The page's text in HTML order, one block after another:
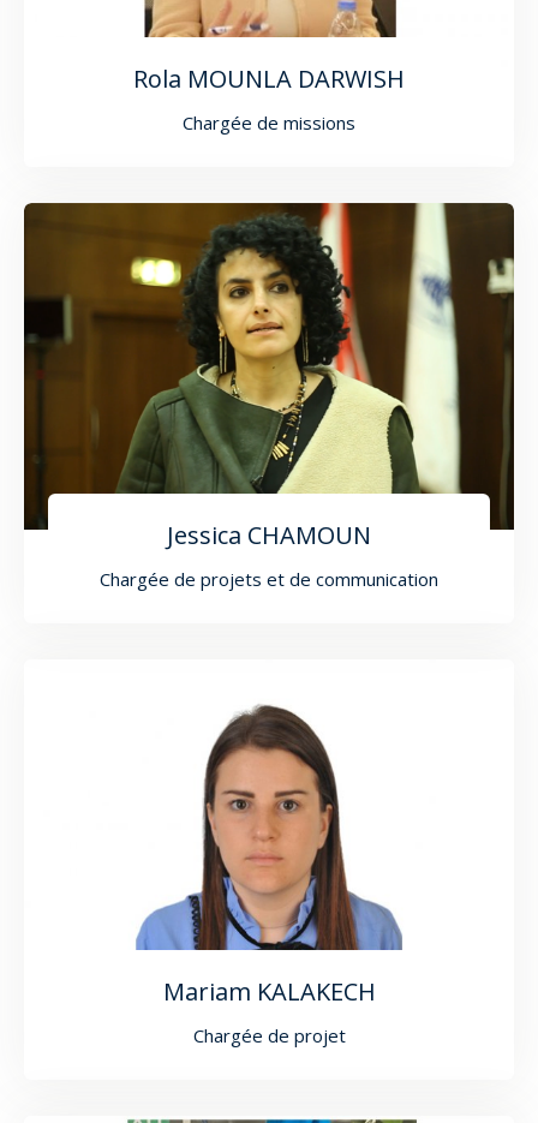
Rola MOUNLA DARWISH
Chargée de missions
Jessica CHAMOUN
Chargée de projets et de communication
Mariam KALAKECH
Chargée de projet